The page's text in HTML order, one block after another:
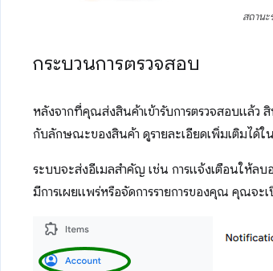
สถาน
กระบวนการตรวจสอบ
หลังจากที่คุณส่งสินค้าเข้ารับการตรวจสอบแล้ว สิ
กับลักษณะของสินค้า ดูรายละเอียดเพิ่มเติมได้ใน
ระบบจะส่งอีเมลสำคัญ เช่น การแจ้งเตือนให้ลบ
มีการเผยแพร่หรือจัดการรายการของคุณ คุณจะ